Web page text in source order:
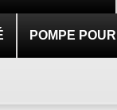
POMPE